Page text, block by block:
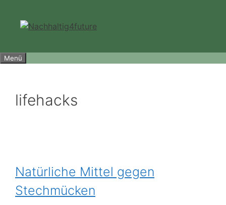
springen
Menü
lifehacks
Natürliche Mittel gegen
Stechmücken